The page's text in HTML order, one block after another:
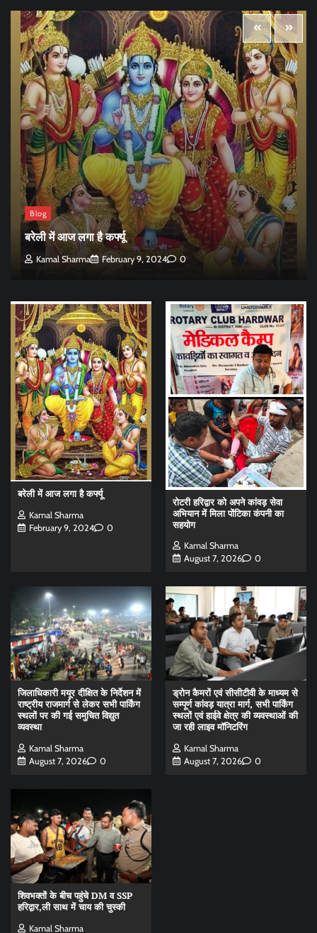
Blog
बरेली में आज लगा है कर्फ्यू
Kamal Sharma February 9, 2024 0
बरेली में आज लगा है कर्फ्यू
Kamal Sharma
February 9, 2024
0
रोटरी हरिद्वार को अपने कांवड़ सेवा
अभियान में मिला पोंटिका कंपनी का
सहयोग
Kamal Sharma
August 7, 2026
0
जिलाधिकारी मयूर दीक्षित के निर्देशन में
राष्ट्रीय राजमार्ग से लेकर सभी पार्किंग
स्थलों पर की गई समुचित विद्युत
व्यवस्था
Kamal Sharma
August 7, 2026
0
ड्रोन कैमरों एवं सीसीटीवी के माध्यम से
सम्पूर्ण कांवड़ यात्रा मार्ग, सभी पार्किंग
स्थलों एवं हाईवे क्षेत्र की व्यवस्थाओं की
जा रही लाइव मॉनिटरिंग
Kamal Sharma
August 7, 2026
0
शिवभक्तों के बीच पहुंचे DM व SSP
हरिद्वार,ली साथ में चाय की चुस्की
Kamal Sharma